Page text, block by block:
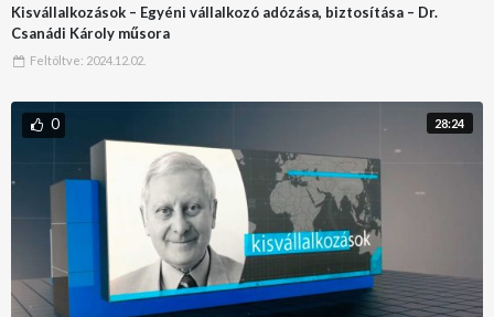
Kisvállalkozások – Egyéni vállalkozó adózása, biztosítása – Dr.
Csanádi Károly műsora
Feltöltve: 2024.12.02.
28:24
0